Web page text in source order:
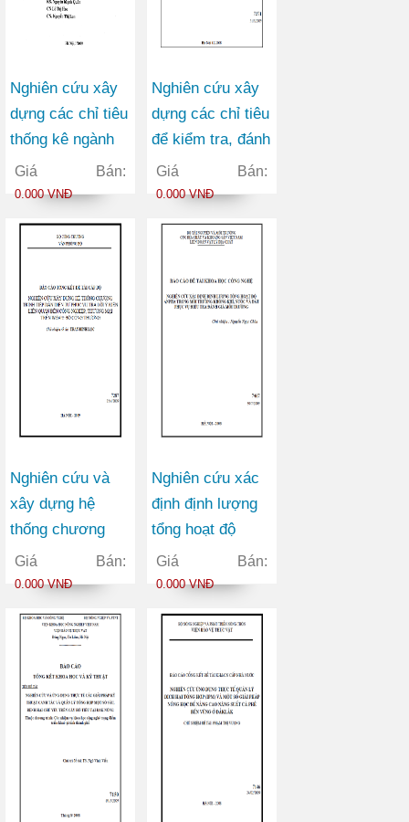
Nghiên cứu xây
dựng các chỉ tiêu
thống kê ngành
KHCN, chế độ
báo cáo tống kê,
mục tiêu kinh tế
động nghiên cứu
KHCN, lĩnh vực
Giá Bán:
0.000 VNĐ
Nghiên cứu xây
dựng các chỉ tiêu
để kiểm tra, đánh
giá chất lượng
tấm băng cho
Giá Bán:
0.000 VNĐ
Nghiên cứu và
xây dựng hệ
thống chương
trình tiếp dân
điện tử phục vụ
quan đến công
mại trên Website
của Bộ Công
Giá Bán:
0.000 VNĐ
Nghiên cứu xác
định định lượng
tổng hoạt độ
anpha trong môi
trường không
phục vụ điều tra
trường
Giá Bán:
0.000 VNĐ